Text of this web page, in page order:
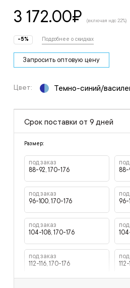
3 172.00₽ (включая ндс 22%)
-5% Подробнее о скидках
Запросить оптовую цену
Цвет: Темно-синий/
Срок поставки от 9 дней
Размер:
под заказ
88-92, 170-176
под
88-
под заказ
96-100, 170-176
под
96-
под заказ
104-108, 170-176
под
под заказ
112-116, 170-176
под